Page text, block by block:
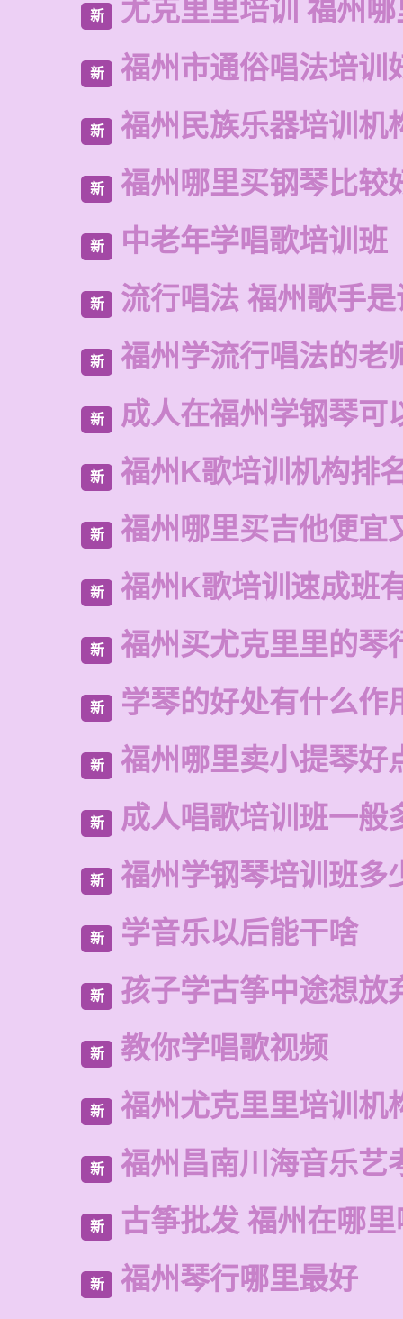
新 尤克里里培训 福州
新 福州市通俗唱法培训
新 福州民族乐器培训机
新 福州哪里买钢琴比较
新 中老年学唱歌培训班
新 流行唱法 福州歌手是
新 福州学流行唱法的老
新 成人在福州学钢琴可
新 福州K歌培训机构排
新 福州哪里买吉他便宜
新 福州K歌培训速成班
新 福州买尤克里里的琴
新 学琴的好处有什么作
新 福州哪里卖小提琴好
新 成人唱歌培训班一般
新 福州学钢琴培训班多
新 学音乐以后能干啥
新 孩子学古筝中途想放
新 教你学唱歌视频
新 福州尤克里里培训机
新 福州昌南川海音乐艺
新 古筝批发 福州在哪
新 福州琴行哪里最好